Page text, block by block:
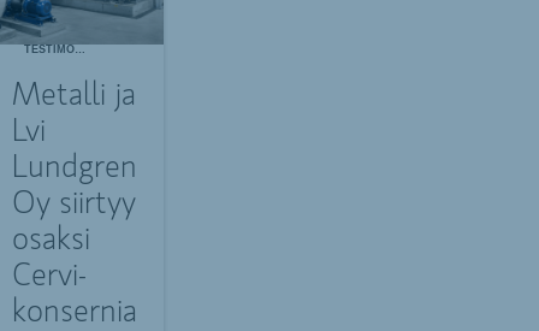
TESTIMONIALS
Metalli ja
Lvi
Lundgren
Oy siirtyy
osaksi
Cervi-
konsernia